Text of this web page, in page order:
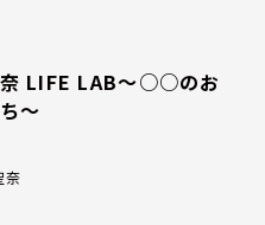
LIFE LAB～○○のお
～
奈